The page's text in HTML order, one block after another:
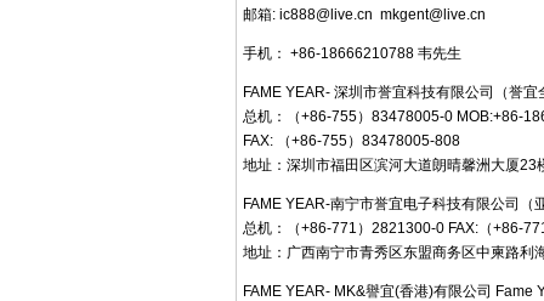
邮箱: ic888@live.cn mkgent@live.cn
手机： +86-18666210788 韦先生
FAME YEAR- 深圳市誉宜科技有限公司（誉
总机：（+86-755）83478005-0 MOB:+86-
FAX: （+86-755）83478005-808
地址：深圳市福田区滨河大道朗晴馨洲大厦23
FAME YEAR-南宁市誉宜电子科技有限公司（
总机：（+86-771）2821300-0 FAX:（+86-
地址：广西南宁市青秀区东盟商务区中柬路利
FAME YEAR- MK&譽宜(香港)有限公司